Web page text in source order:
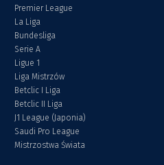
Premier League
La Liga
Bundesliga
Serie A
Ligue 1
Liga Mistrzów
Betclic I Liga
Betclic II Liga
J1 League (Japonia)
Saudi Pro League
Mistrzostwa Świata